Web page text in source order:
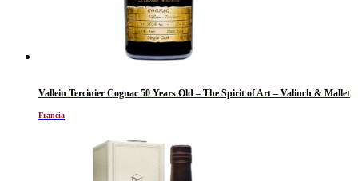
Vallein Tercinier Cognac 50 Years Old – The Spirit of Art – Valinch & Mallet
Francia